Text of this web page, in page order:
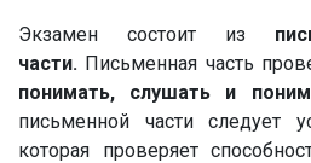
Экзамен состоит из
части. Письменная часть
понимать, слушать и
письменной части следует
которая проверяет